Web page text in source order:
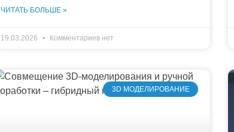
ЧИТАТЬ БОЛЬШЕ »
19.03.2026 Комментариев нет
3D МОДЕЛИРОВАНИЕ